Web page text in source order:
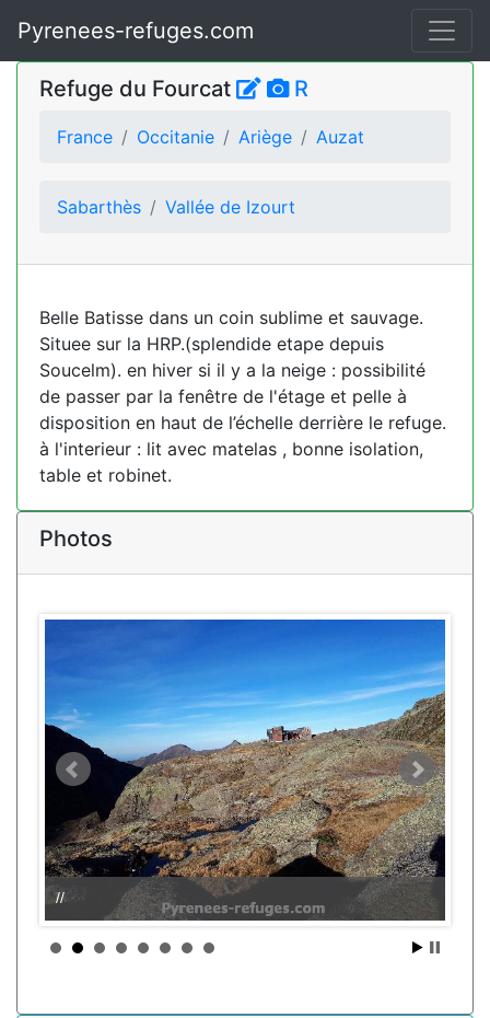
Pyrenees-refuges.com
Refuge du Fourcat R
France Occitanie Ariège Auzat
Sabarthès Vallée de Izourt
Belle Batisse dans un coin sublime et sauvage.
Situee sur la HRP.(splendide etape depuis
Soucelm). en hiver si il y a la neige : possibilité
de passer par la fenêtre de l'étage et pelle à
disposition en haut de l’échelle derrière le refuge.
à l'interieur : lit avec matelas , bonne isolation,
table et robinet.
Photos
//